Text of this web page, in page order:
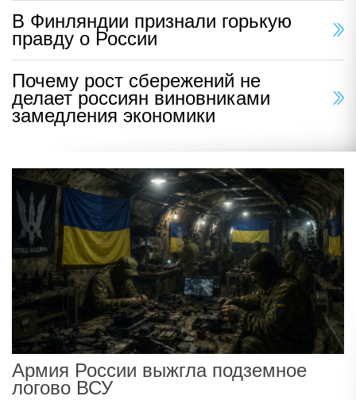
В Финляндии признали горькую
правду о России
Почему рост сбережений не
делает россиян виновниками
замедления экономики
Армия России выжгла подземное
логово ВСУ